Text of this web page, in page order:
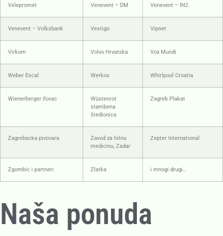
Velepromet Venevent – DM Venevent – IN2
Venevent – Volksbank Vestigo Vipnet
Virkom Volvo Hrvatska Vox Mundi
Weber Escal Werkos Whirlpool Croatia
Wienerberger Ilovac
Wüstenrot
stambena
štedionica
Zagreb Plakat
Zagrebacka pivovara
Zavod za hitnu
medicinu, Zadar
Zepter International
Zgombic i partneri Zlatka i mnogi drugi…
Naša ponuda